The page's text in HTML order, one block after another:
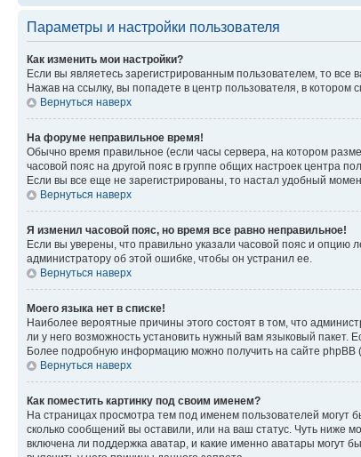
Параметры и настройки пользователя
Как изменить мои настройки?
Если вы являетесь зарегистрированным пользователем, то
Нажав на ссылку, вы попадете в центр пользователя, в котором
Вернуться наверх
На форуме неправильное время!
Обычно время правильное (если часы сервера, на котором
часовой пояс на другой пояс в группе общих настроек центра
Если вы все еще не зарегистрированы, то настал удобный
Вернуться наверх
Я изменил часовой пояс, но время все равно неправильное!
Если вы уверены, что правильно указали часовой пояс и опцию
администратору об этой ошибке, чтобы он устранил ее.
Вернуться наверх
Моего языка нет в списке!
Наиболее вероятные причины этого состоят в том, что
ли у него возможность установить нужный вам языковый пакет.
Более подробную информацию можно получить на сайте phpBB
Вернуться наверх
Как поместить картинку под своим именем?
На страницах просмотра тем под именем пользователей могут
сколько сообщений вы оставили, или на ваш статус. Чуть ниже
включена ли поддержка аватар, и какие именно аватары могут